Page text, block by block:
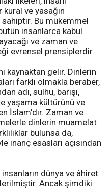
ve yasağın
Bu mükemmel
insanlarca kabul
ve zaman ve
evrensel prensiplerdir.
kaynaktan gelir. Dinlerin
farklı olmakla beraber,
adı, sulhu, barışı,
yaşama kültürünü ve
İslam’dır. Zaman ve
dinlerin muamelat
bulunsa da,
inanç esasları açısından
dünya ve âhiret
Ancak şimdiki